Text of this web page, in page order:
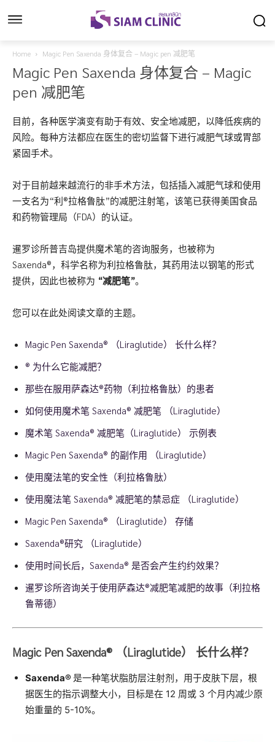
Home Magic Pen Saxenda 身体复合 – Magic pen 减肥笔
Magic Pen Saxenda 身体复合 – Magic
pen 减肥笔
目前，各种医学演变有助于有效、安全地减肥，以降低疾病的
风险。每种方法都应在医生的密切监督下进行减肥气球或胃部
紧固手术。
对于目前越来越流行的非手术方法，包括插入减肥气球和使用
一支名为“利®拉格鲁肽”的减肥注射笔，该笔已获得美国食品
和药物管理局（FDA）的认证。
暹罗诊所普吉岛提供魔术笔的咨询服务，也被称为
Saxenda®，科学名称为利拉格鲁肽，其药用法以钢笔的形式
提供，因此也被称为 “减肥笔”。
您可以在此处阅读文章的主题。
Magic Pen Saxenda® （Liraglutide） 长什么样？
® 为什么它能减肥？
那些在服用萨森达®药物（利拉格鲁肽）的患者
如何使用魔术笔 Saxenda® 减肥笔 （Liraglutide）
魔术笔 Saxenda® 减肥笔（Liraglutide） 示例表
Magic Pen Saxenda® 的副作用 （Liraglutide）
使用魔法笔的安全性（利拉格鲁肽）
使用魔法笔 Saxenda® 减肥笔的禁忌症 （Liraglutide）
Magic Pen Saxenda® （Liraglutide） 存储
Saxenda®研究 （Liraglutide）
使用时间长后，Saxenda® 是否会产生约约效果？
暹罗诊所咨询关于使用萨森达®减肥笔减肥的故事（利拉格
鲁蒂德）
Magic Pen Saxenda® （Liraglutide） 长什么样？
Saxenda®是一种笔状脂肪层注射剂，用于皮肤下层，根
据医生的指示调整大小，目标是在 12 周或 3 个月内减少原
始重量的 5-10%。